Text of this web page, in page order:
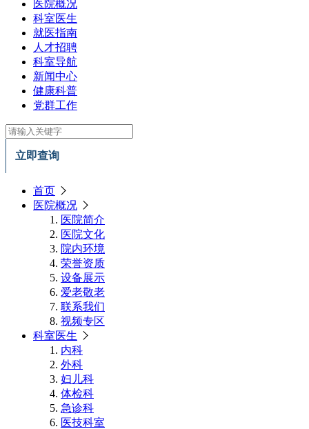
医院概况
科室医生
就医指南
人才招聘
科室导航
新闻中心
健康科普
党群工作
立即查询
首页
医院概况
医院简介
医院文化
院内环境
荣誉资质
设备展示
爱老敬老
联系我们
视频专区
科室医生
内科
外科
妇儿科
体检科
急诊科
医技科室